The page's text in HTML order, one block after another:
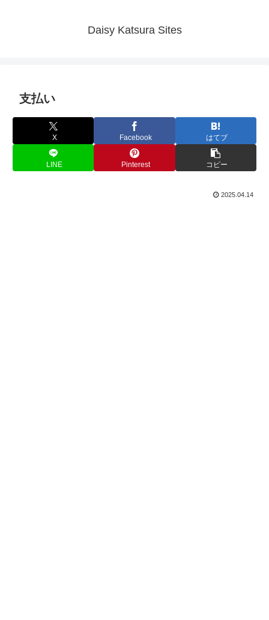
Daisy Katsura Sites
支払い
X Facebook はてブ
LINE Pinterest コピー
2025.04.14